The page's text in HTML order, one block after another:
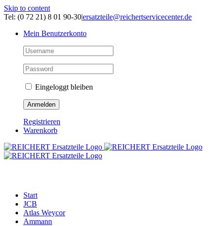
Skip to content
Tel: (0 72 21) 8 01 90-30|ersatzteile@reichertservicecenter.de
Mein Benutzerkonto
Eingeloggt bleiben
Registrieren
Warenkorb
Start
JCB
Atlas Weycor
Ammann